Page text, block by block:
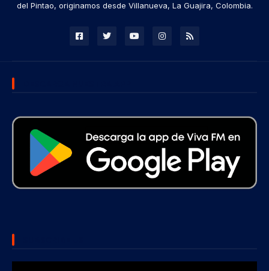
del Pintao, originamos desde Villanueva, La Guajira, Colombia.